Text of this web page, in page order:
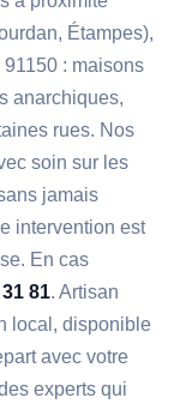
Étampes),
: maisons
anarchiques,
rues. Nos
soin sur les
jamais
intervention est
En cas
81. Artisan
local, disponible
avec votre
experts qui